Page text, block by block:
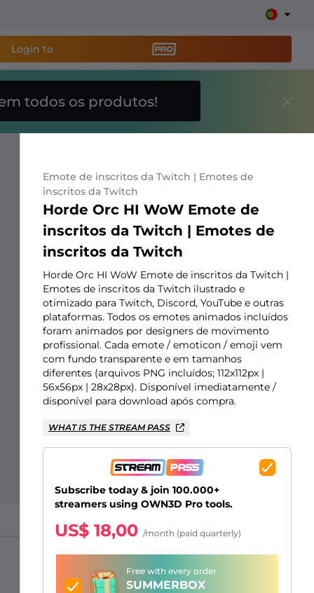
alertas, doações, barras de meta, ChatBot
Saiba
Sobreposições para "só na
conversa"
Alertas Facebook
Banner de Intervalo
Emotes de inscritos Kick
Insígnias de inscritos Twitch
Construtor de Logo Gaming
Login to
todos os produtos!
Emote de inscritos da Twitch | Emotes de
inscritos da Twitch
Horde Orc HI WoW Emote de
inscritos da Twitch | Emotes de
inscritos da Twitch
Horde Orc HI WoW Emote de inscritos da Twitch |
Emotes de inscritos da Twitch ilustrado e
otimizado para Twitch, Discord, YouTube e outras
plataformas. Todos os emotes animados incluídos
foram animados por designers de movimento
profissional. Cada emote / emoticon / emoji vem
com fundo transparente e em tamanhos
diferentes (arquivos PNG incluídos; 112x112px |
56x56px | 28x28px). Disponível imediatamente /
disponível para download após compra.
WHAT IS THE STREAM PASS
Subscribe today & join 100.000+
streamers using OWN3D Pro tools.
US$ 18,00 /month (paid quarterly)
Free with every order
SUMMERBOX